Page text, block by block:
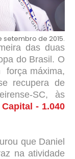
de 2015.
das duas
do Brasil. O
força máxima,
recupera de
SC, às
- 1.040
que Daniel
na atividade